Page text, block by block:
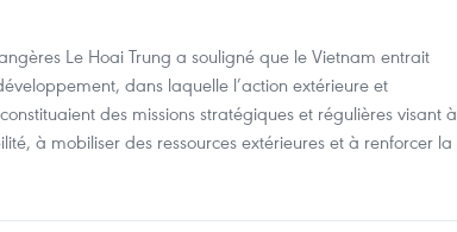
Le Hoai Trung a souligné que le Vietnam entrait
dans laquelle l’action extérieure et
des missions stratégiques et régulières visant à
à mobiliser des ressources extérieures et à renforcer la